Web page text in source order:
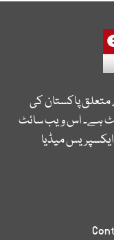
پاکستان کی
ہے۔ اس ویب سائٹ
میڈیا